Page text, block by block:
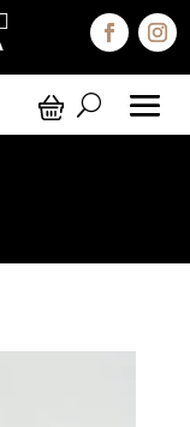
Zara Negro